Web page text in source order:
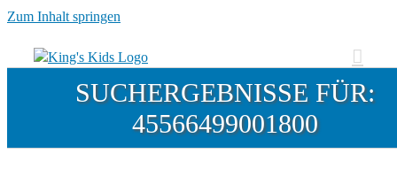
Zum Inhalt springen
SUCHERGEBNISSE FÜR:
45566499001800